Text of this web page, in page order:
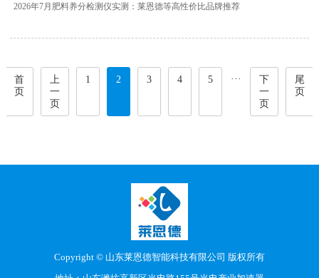
2026年7月肥料养分检测仪实测：莱恩德等高性价比品牌推荐
首
页
上
一
页
1 2 3 4 5 ···
下
一
页
尾
页
Copyright © 山东莱恩德智能科技有限公司 版权所有